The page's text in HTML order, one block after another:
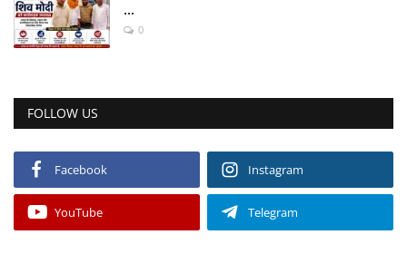
...
0
FOLLOW US
Facebook Instagram
YouTube Telegram